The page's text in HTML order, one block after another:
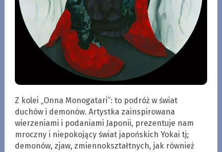
Z kolei „Onna Monogatari”: to podróż w świat
duchów i demonów. Artystka zainspirowana
wierzeniami i podaniami Japonii, prezentuje nam
mroczny i niepokojący świat japońskich Yokai tj;
demonów, zjaw, zmiennokształtnych, jak również